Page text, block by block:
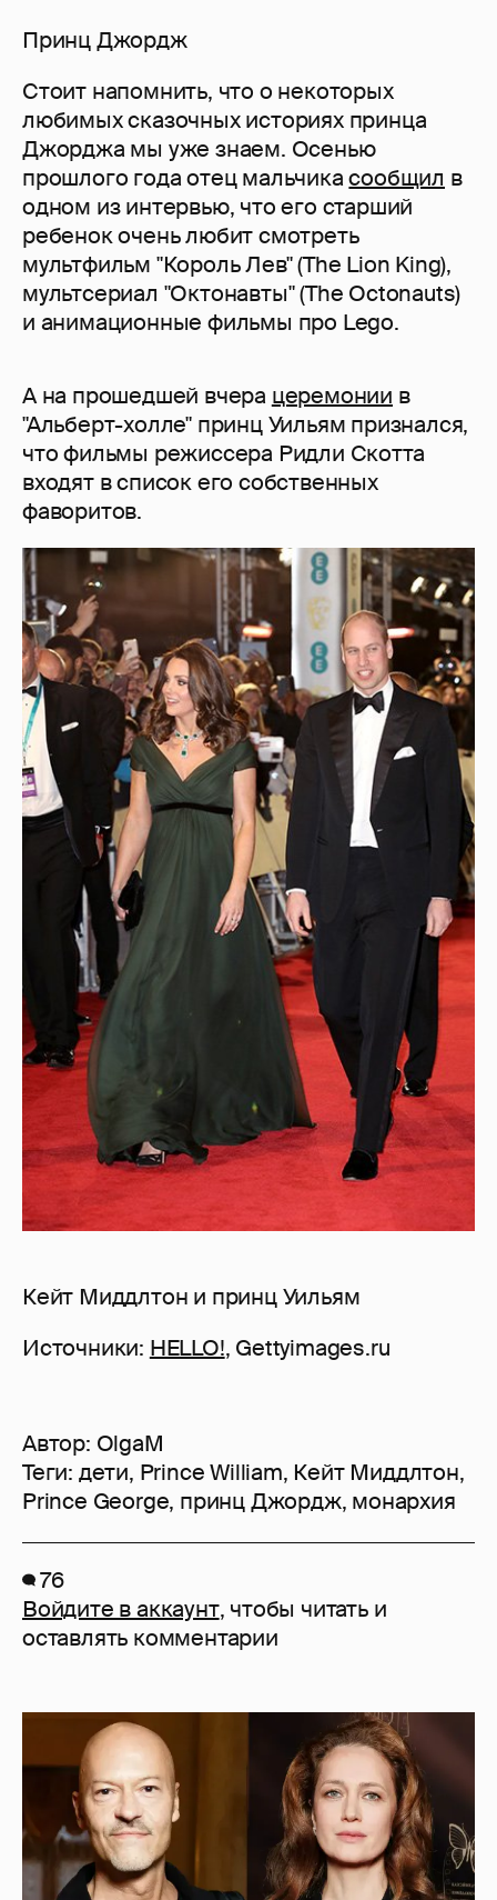
Принц Джордж
Стоит напомнить, что о некоторых
любимых сказочных историях принца
Джорджа мы уже знаем. Осенью
прошлого года отец мальчикасообщил в
одном из интервью, что его старший
ребенок очень любит смотреть
мультфильм "Король Лев" (The Lion King),
мультсериал "Октонавты" (The Octonauts)
и анимационные фильмы про Lego.
А на прошедшей вчера церемонии в
"Альберт-холле" принц Уильям признался,
что фильмы режиссера Ридли Скотта
входят в список его собственных
фаворитов.
Кейт Миддлтон и принц Уильям
Источники: HELLO!, Gettyimages.ru
Автор: OlgaM
Теги: дети, Prince William, Кейт Миддлтон,
Prince George, принц Джордж, монархия
76
Войдите в аккаунт, чтобы читать и
оставлять комментарии